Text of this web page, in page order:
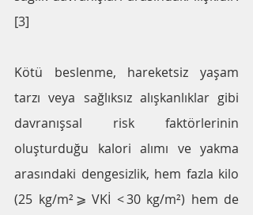
[3]
Kötü beslenme, hareketsiz yaşam
tarzı veya sağlıksız alışkanlıklar gibi
davranışsal risk faktörlerinin
oluşturduğu kalori alımı ve yakma
arasındaki dengesizlik, hem fazla kilo
(25 kg/m² ⩾ VKİ < 30 kg/m²) hem de